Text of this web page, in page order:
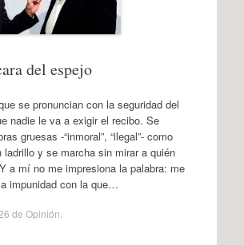
del espejo
se pronuncian con la seguridad del
nadie le va a exigir el recibo. Se
gruesas -“inmoral”, “ilegal”- como
ladrillo y se marcha sin mirar a quién
a mí no me impresiona la palabra: me
impunidad con la que…
de Opinión